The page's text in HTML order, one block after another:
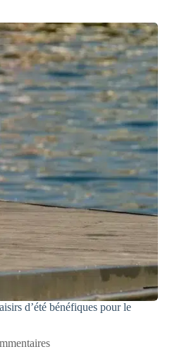
d’été bénéfiques pour le